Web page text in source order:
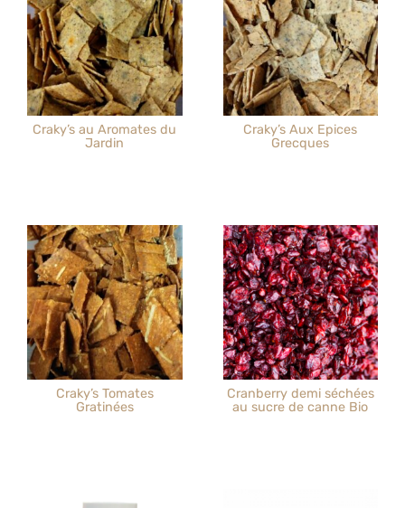
Craky’s au Aromates du
Jardin
Craky’s Aux Epices
Grecques
Craky’s Tomates
Gratinées
Cranberry demi séchées
au sucre de canne Bio